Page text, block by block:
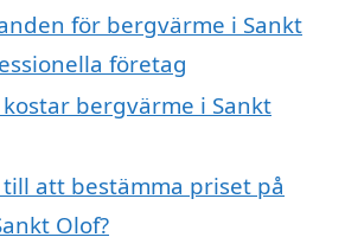
för bergvärme i Sankt
företag
bergvärme i Sankt
att bestämma priset på
Olof?